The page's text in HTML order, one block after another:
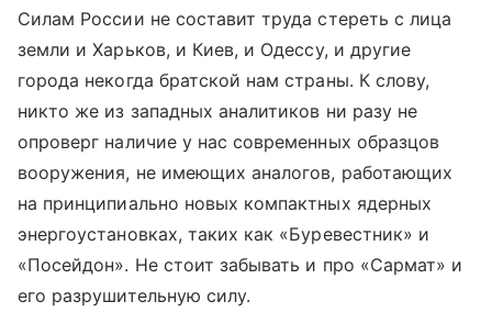
Силам России не составит труда стереть с лица
земли и Харьков, и Киев, и Одессу, и другие
города некогда братской нам страны. К слову,
никто же из западных аналитиков ни разу не
опроверг наличие у нас современных образцов
вооружения, не имеющих аналогов, работающих
на принципиально новых компактных ядерных
энергоустановках, таких как «Буревестник» и
«Посейдон». Не стоит забывать и про «Сармат» и
его разрушительную силу.